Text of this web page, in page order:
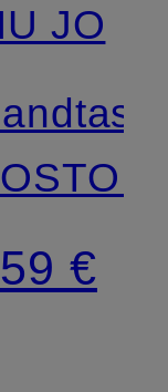
JO
€